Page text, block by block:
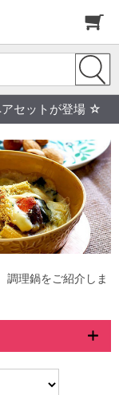
セットが登場 ☆
調理鍋をご紹介しま